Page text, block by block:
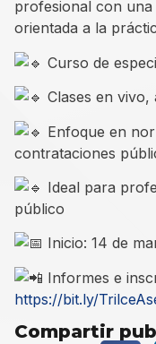
profesional con
orientada a la
Curso de
Clases en vivo,
Enfoque en
contrataciones
Ideal para
público
Inicio: 14 de
Informes e
https://bit.ly/
Compartir